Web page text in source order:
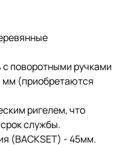
поворотными ручками
мм (приобретаются
ригелем, что
службы.
(BACKSET) - 45мм.